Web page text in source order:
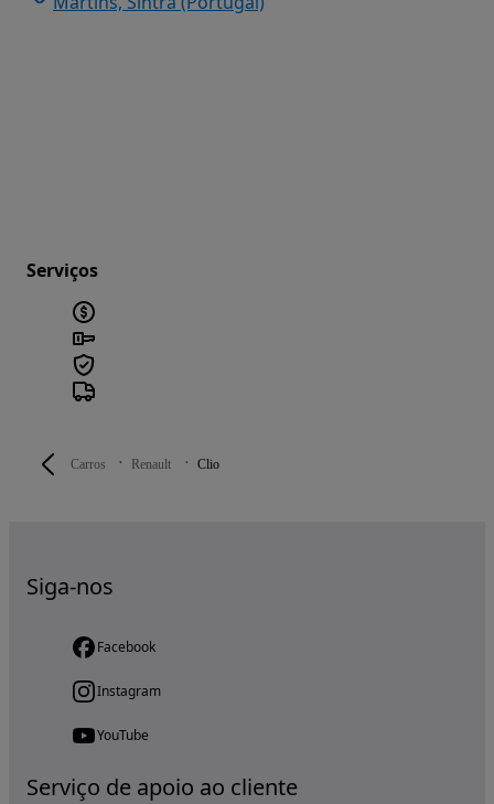
Carros Renault Clio
Serviços
Siga-nos
Facebook
Instagram
YouTube
Serviço de apoio ao cliente